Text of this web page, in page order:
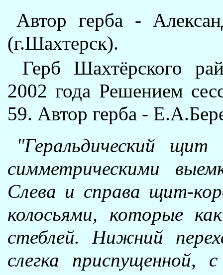
Автор герба -
(г.Шахтерск).
Герб Шахтёрского
2002 года Решением
59. Автор герба -
"Геральдический
симметрическими
Слева и справа щит-
колосьями, которые
стеблей. Нижний
слегка приспущенной,